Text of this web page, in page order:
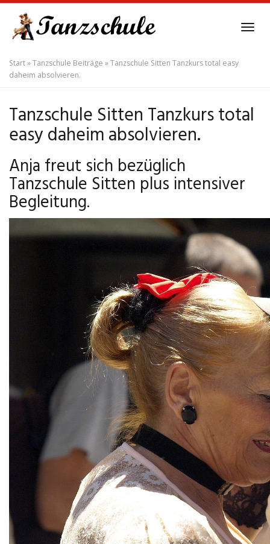
main
content
Start»Tanzschule Beiträge »Tanzschule Sitten Tanzkurs total easy
daheim absolvieren.
Tanzschule Sitten Tanzkurs total
easy daheim absolvieren.
Anja freut sich bezüglich
Tanzschule Sitten plus intensiver
Begleitung.